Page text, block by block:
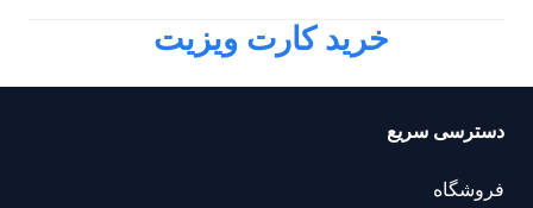
خرید کارت ویزیت
دسترسی سریع
فروشگاه